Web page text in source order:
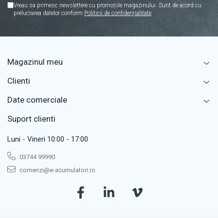
Vreau sa primesc newslettere cu promoțiile magazinului. Sunt de acord cu
prelucrarea datelor conform Politicii de confidențialitate
Magazinul meu
Clienti
Date comerciale
Suport clienti
Luni - Vineri 10:00 - 17:00
03744 99990
comenzi@e-acumulatori.ro